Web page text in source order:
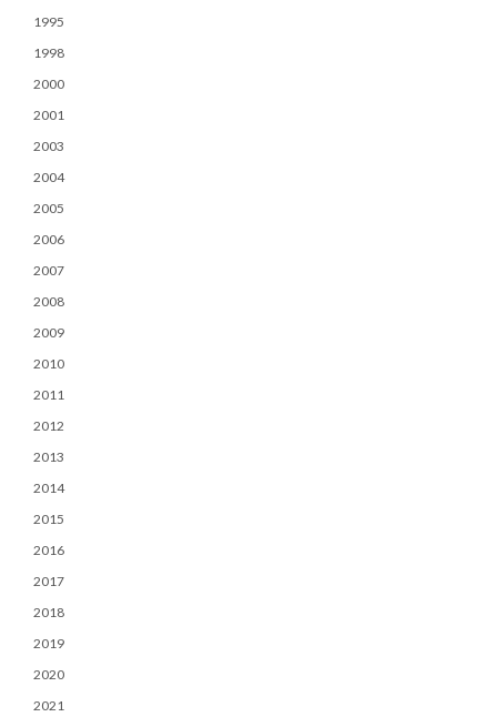
1995
1998
2000
2001
2003
2004
2005
2006
2007
2008
2009
2010
2011
2012
2013
2014
2015
2016
2017
2018
2019
2020
2021